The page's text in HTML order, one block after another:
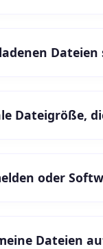
Dateigröße,
oder
Dateien